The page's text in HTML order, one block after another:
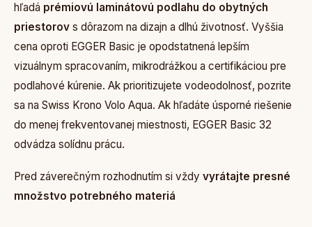
hľadá prémiovú laminátovú podlahu do obytných
priestorov s dôrazom na dizajn a dlhú životnosť. Vyššia
cena oproti EGGER Basic je opodstatnená lepším
vizuálnym spracovaním, mikrodrážkou a certifikáciou pre
podlahové kúrenie. Ak prioritizujete vodeodolnosť, pozrite
sa na Swiss Krono Volo Aqua. Ak hľadáte úsporné riešenie
do menej frekventovanej miestnosti, EGGER Basic 32
odvádza solídnu prácu.
Pred záverečným rozhodnutím si vždy vyrátajte presné
množstvo potrebného materiá